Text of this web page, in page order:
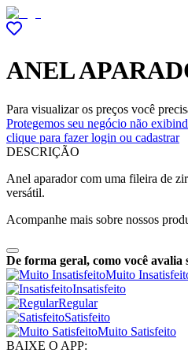
ANEL
Para visualizar os preços você
Protegemos seu negócio não
clique para fazer login ou cadastrar
DESCRIÇÃO
Anel aparador com uma fileira de
versátil.
Acompanhe mais sobre nossos
De forma geral, como você avalia
Muito
Insatisfeito
Regular
Satisfeito
Muito Satisfeito
BAIXE O APP: